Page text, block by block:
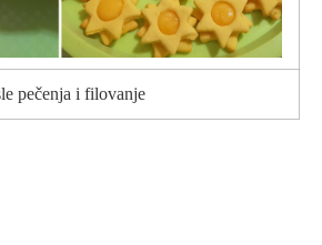
pečenja i filovanje